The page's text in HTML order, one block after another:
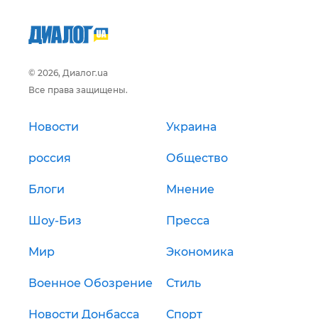
© 2026, Диалог.ua
Все права защищены.
Новости Украина
россия Общество
Блоги Мнение
Шоу-Биз Пресса
Мир Экономика
Военное Обозрение Стиль
Новости Донбасса Спорт